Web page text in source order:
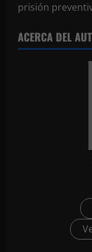
prisión
ACERCA DEL